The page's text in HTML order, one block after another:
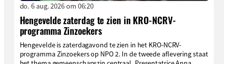
do. 6 aug. 2026 om 06:20
Hengevelde zaterdag te zien in KRO-NCRV-
programma Zinzoekers
Hengevelde is zaterdagavond te zien in het KRO-NCRV-
programma Zinzoekers op NPO 2. In de tweede aflevering staat